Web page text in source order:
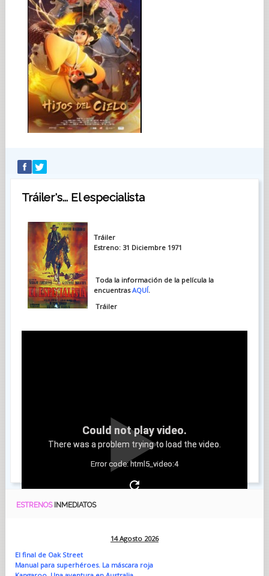
Tráiler's... El especialista
Tráiler
Estreno: 31 Diciembre 1971
Toda la información de la película la
encuentrasAQUÍ.
Tráiler
Could not play video.
There was a problem trying to load the video.
Error code: html5_video:4
ESTRENOS INMEDIATOS
14 Agosto 2026
El final de Oak Street
Manual para superhéroes. La máscara roja